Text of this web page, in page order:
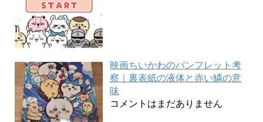
映画ちいかわのパンフレット考
察｜裏表紙の液体と赤い鱗の意
味
コメントはまだありません